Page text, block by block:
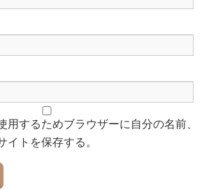
用するためブラウザーに自分の名前、
イトを保存する。